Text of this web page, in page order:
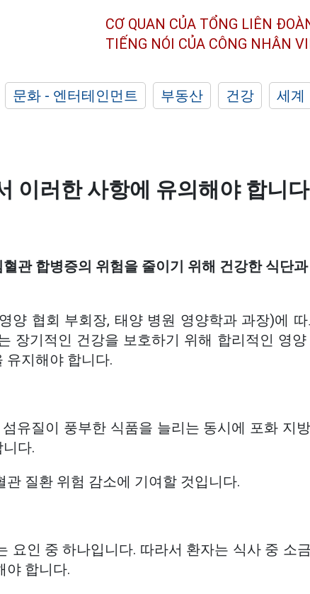
CƠ QUAN CỦA TỔNG LIÊN
TIẾNG NÓI CỦA CÔNG NHÂN
문화 - 엔터테인먼트 부동산 건강 세계
이러한 사항에 유의해야 합니다
관 합병증의 위험을 줄이기 위해 건강한 식단
양 협회 부회장, 태양 병원 영양학과 과장)에 따
장기적인 건강을 보호하기 위해 합리적인 영양
유지해야 합니다.
유질이 풍부한 식품을 늘리는 동시에 포화 지
다.
질환 위험 감소에 기여할 것입니다.
요인 중 하나입니다. 따라서 환자는 식사 중 소
야 합니다.